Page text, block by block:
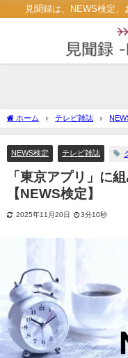
見聞録は、NEWS検定
ホーム テレビ雑誌
は?【NEWS検定】
NEWS検定 テレビ雑誌
「東京アプリ」に
【NEWS検定】
2025年11月20日 3分10秒